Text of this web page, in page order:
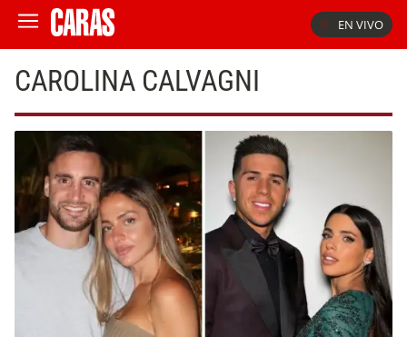
EN VIVO
CAROLINA CALVAGNI